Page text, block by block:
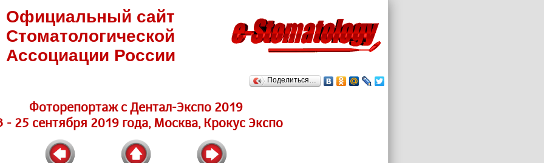
Официальный сайт
Стоматологической
Ассоциации России
Поделиться…
Фоторепортаж с Дентал-Экспо 2019
- 25 сентября 2019 года, Москва, Крокус Экспо